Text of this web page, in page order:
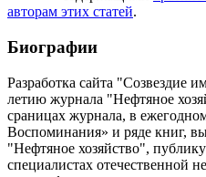
авторам этих статей.
Биографии
Разработка сайта "Созвездие
летию журнала "Нефтяное
сраницах журнала, в
Воспоминания» и ряде книг,
"Нефтяное хозяйство",
специалистах отечественной